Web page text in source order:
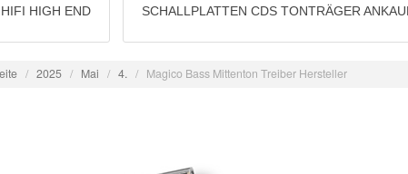
HIGH END SCHALLPLATTEN CDS TONTRÄGER
/ 2025 / Mai / 4. / Magico Bass Mittenton Treiber Hersteller